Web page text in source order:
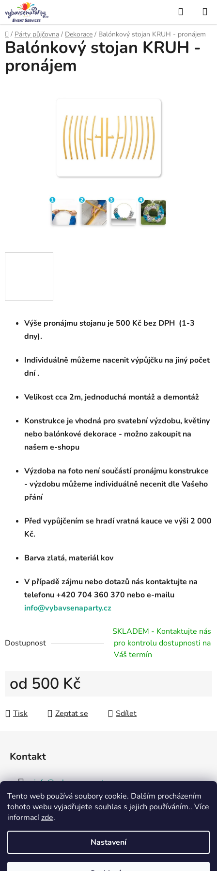
Tento web používá soubory cookie. Dalším procházením
tohoto webu vyjadřujete souhlas s jejich používáním.. Více
informacízde.
Nastavení
Přejít
na
obsah
Hledat
Domů
/ Párty půjčovna / Dekorace / Balónkový stojan KRUH - pronájem
Výše pronájmu stojanu je 500 Kč bez DPH (1-3
dny).
Individuálně můžeme nacenit výpůjčku na jiný počet
dní .
Velikost cca 2m, jednoduchá montáž a demontáž
Konstrukce je vhodná pro svatební výzdobu, květiny
nebo balónkové dekorace - možno zakoupit na
našem e-shopu
Výzdoba na foto není součástí pronájmu konstrukce
- výzdobu můžeme individuálně necenit dle Vašeho
přání
Před vypůjčením se hradí vratná kauce ve výši 2 000
Kč.
Barva zlatá, materiál kov
V případě zájmu nebo dotazů nás kontaktujte na
telefonu +420 704 360 370 nebo e-mailu
info@vybavsenaparty.cz
Dostupnost
SKLADEM - Kontaktujte nás
pro kontrolu dostupnosti na
Váš termín
500 Kč
Tisk
Zeptat se Sdílet
Balónkový stojan KRUH -
pronájem
a
t
Kontakt
info@vybavsenaparty.cz
+420 704 360 370